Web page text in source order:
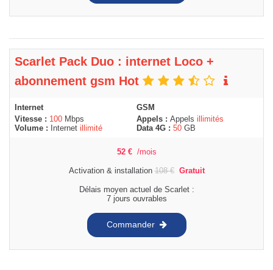
Scarlet Pack Duo : internet Loco +
abonnement gsm Hot
Internet
Vitesse : 100 Mbps
Volume :
Internet illimité
GSM
Appels : Appels illimités
Data 4G : 50 GB
52 € /mois
Activation & installation108€ Gratuit
Délais moyen actuel de Scarlet :
7 jours ouvrables
Commander